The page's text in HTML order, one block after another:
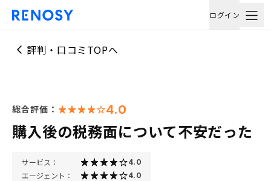
ログイン
評判・口コミTOPへ
総合評価： 4.0
購入後の税務面について不安だった
サービス： 4.0
エージェント： 4.0